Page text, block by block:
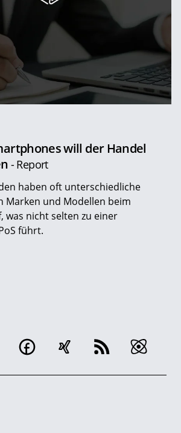
will der Handel
- Report
haben oft unterschiedliche
Marken und Modellen beim
was nicht selten zu einer
führt.